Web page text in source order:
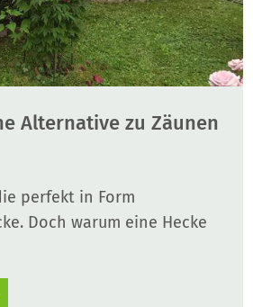
Alternative zu Zäunen
perfekt in Form
Doch warum eine Hecke